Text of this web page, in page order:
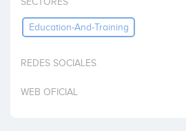
Education-And-Training
REDES SOCIALES
WEB OFICIAL